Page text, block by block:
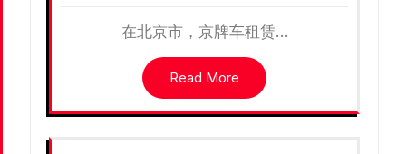
在北京市，京牌车租赁…
Read More